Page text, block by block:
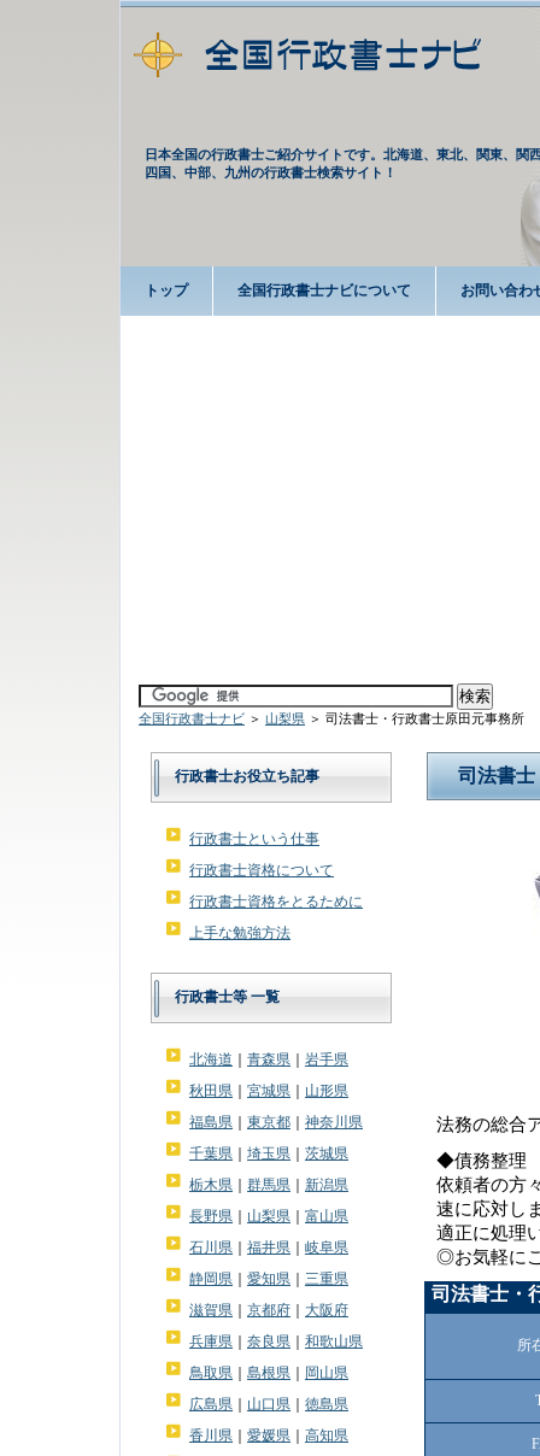
日本全国の行政書士ご紹介サイトです。北海道、東北、関東、関
四国、中部、九州の行政書士検索サイト！
トップ 全国行政書士ナビについて お問い合わ
全国行政書士ナビ ＞ 山梨県 ＞ 司法書士・行政書士原田元事務所
司法書
法務の総合
◆債務整
依頼者の方
速に応対し
適正に処理
◎お気軽に
司法書士・
所
行政書士お役立ち記事
行政書士という仕事
行政書士資格について
行政書士資格をとるために
上手な勉強方法
行政書士等 一覧
北海道 青森県
岩手県
秋田県
宮城県
山形県
福島県
東京都
神奈川県
千葉県
埼玉県
茨城県
栃木県
群馬県
新潟県
長野県
山梨県
富山県
石川県
福井県
岐阜県
静岡県
愛知県
三重県
滋賀県
京都府
大阪府
兵庫県
奈良県
和歌山県
鳥取県
島根県
岡山県
広島県
山口県
徳島県
香川県
愛媛県
高知県